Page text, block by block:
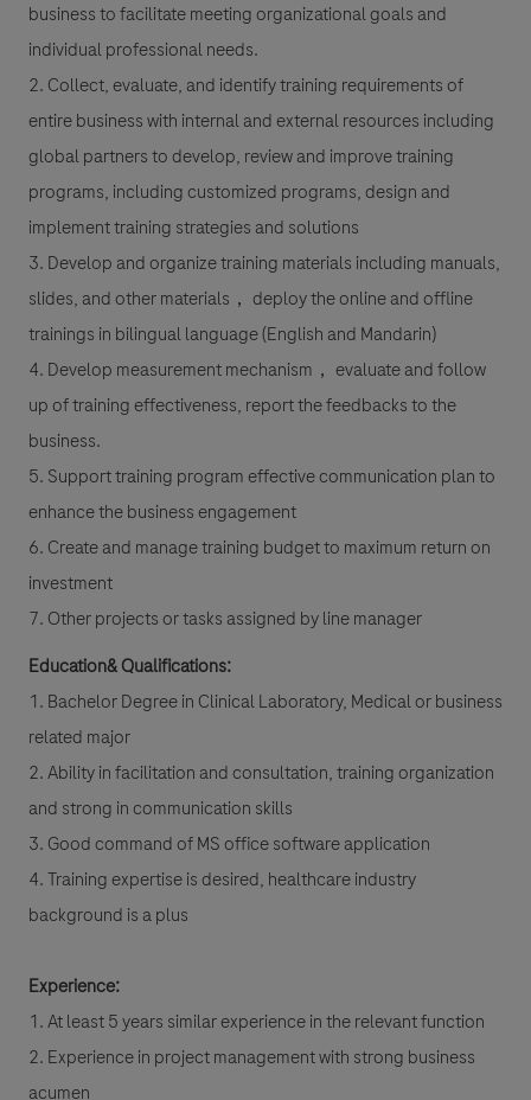
business to facilitate meeting organizational goals and
individual professional needs.
2. Collect, evaluate, and identify training requirements of
entire business with internal and external resources including
global partners to develop, review and improve training
programs, including customized programs, design and
implement training strategies and solutions
3. Develop and organize training materials including manuals,
slides, and other materials， deploy the online and offline
trainings in bilingual language (English and Mandarin)
4. Develop measurement mechanism， evaluate and follow
up of training effectiveness, report the feedbacks to the
business.
5. Support training program effective communication plan to
enhance the business engagement
6. Create and manage training budget to maximum return on
investment
7. Other projects or tasks assigned by line manager
Education& Qualifications:
1. Bachelor Degree in Clinical Laboratory, Medical or business
related major
2. Ability in facilitation and consultation, training organization
and strong in communication skills
3. Good command of MS office software application
4. Training expertise is desired, healthcare industry
background is a plus
Experience:
1. At least 5 years similar experience in the relevant function
2. Experience in project management with strong business
acumen